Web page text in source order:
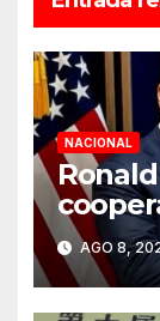
NACIONAL
EU
región
AGO 8,